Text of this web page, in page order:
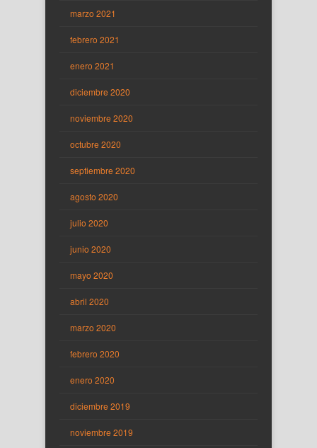
marzo 2021
febrero 2021
enero 2021
diciembre 2020
noviembre 2020
octubre 2020
septiembre 2020
agosto 2020
julio 2020
junio 2020
mayo 2020
abril 2020
marzo 2020
febrero 2020
enero 2020
diciembre 2019
noviembre 2019